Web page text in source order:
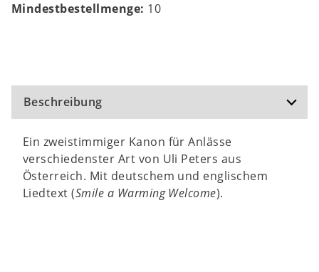
Mindestbestellmenge: 10
Beschreibung
Ein zweistimmiger Kanon für Anlässe
verschiedenster Art von Uli Peters aus
Österreich. Mit deutschem und englischem
Liedtext (Smile a Warming Welcome).